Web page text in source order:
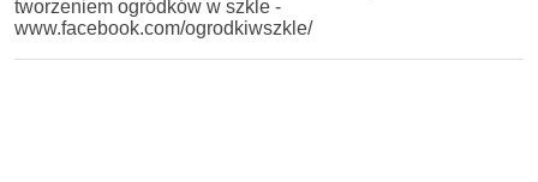
tworzeniem ogródków w szkle -
www.facebook.com/ogrodkiwszkle/